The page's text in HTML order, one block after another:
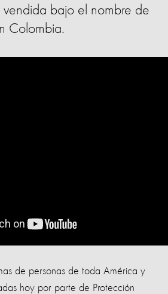
bajo el nombre de
Colombia.
de personas de toda América y
hoy por parte de Protección